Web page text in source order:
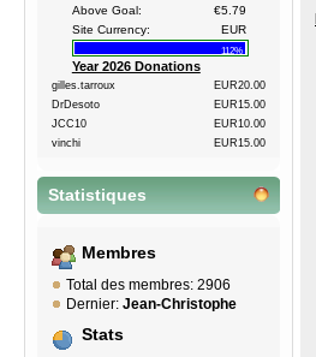
Above Goal:
€5.79
Site Currency:
EUR
112%
Year 2026 Donations
gilles.tarroux
EUR20.00
DrDesoto
EUR15.00
JCC10
EUR10.00
vinchi
EUR15.00
Statistiques
Membres
Total des membres: 2906
Dernier: Jean-Christophe
Stats